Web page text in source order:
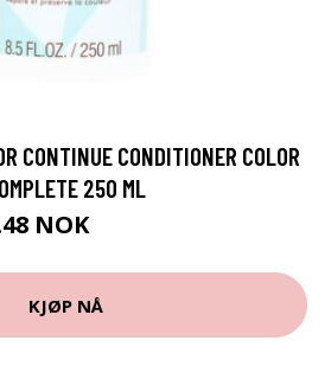
CONTINUE CONDITIONER COLOR
250 ML
NOK
KJØP NÅ